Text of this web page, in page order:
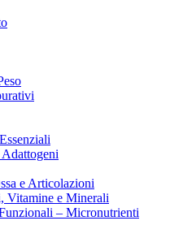
e Articolazioni
Vitamine e Minerali
– Micronutrienti